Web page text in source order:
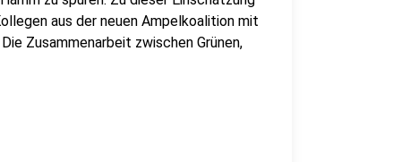
aus der neuen Ampelkoalition mit
Zusammenarbeit zwischen Grünen,